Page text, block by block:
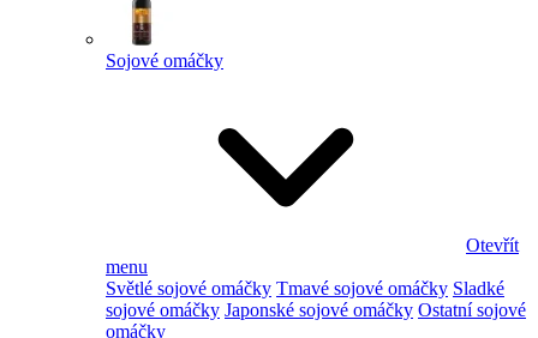
Sojové omáčky
Otevřít
menu
Světlé sojové omáčky Tmavé sojové omáčky Sladké
sojové omáčky Japonské sojové omáčky Ostatní sojové
omáčky